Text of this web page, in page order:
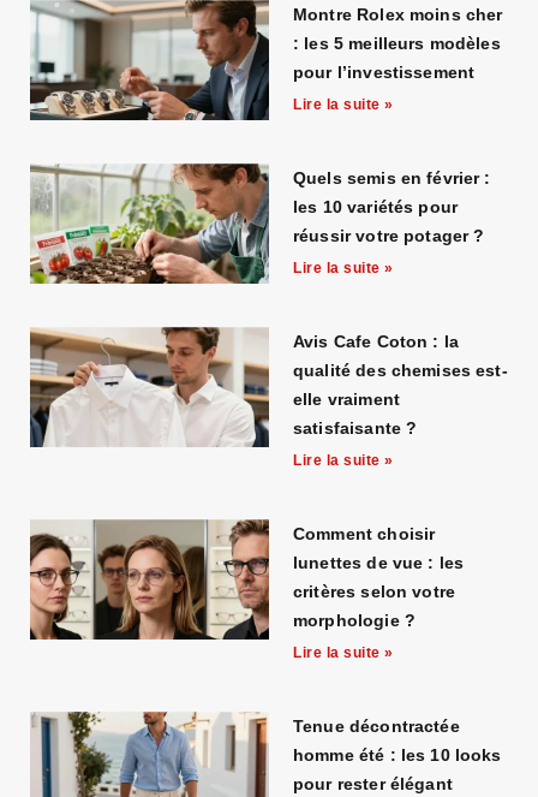
Montre Rolex moins cher
: les 5 meilleurs modèles
pour l’investissement
Lire la suite »
Quels semis en février :
les 10 variétés pour
réussir votre potager ?
Lire la suite »
Avis Cafe Coton : la
qualité des chemises est-
elle vraiment
satisfaisante ?
Lire la suite »
Comment choisir
lunettes de vue : les
critères selon votre
morphologie ?
Lire la suite »
Tenue décontractée
homme été : les 10 looks
pour rester élégant